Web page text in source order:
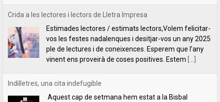
Indilletres, una cita indefugible
Aquest cap de setmana hem estat a la Bisbal
d’Empordà, a la fira del llibre Indilletres. És la cinquena
vegada que hi participem. De Gandia –el bressol dels
clàssics de[...]
Lletra Impresa Edicions participa en la 28 edició de la Fira del Llibre
del Pirineu
Com cada any, Lletra Impresa Edicions participa en la